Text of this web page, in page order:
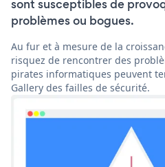
sont susceptibles de
problèmes ou bogues.
Au fur et à mesure de la
risquez de rencontrer des
pirates informatiques peuvent
Gallery des failles de sécurité.